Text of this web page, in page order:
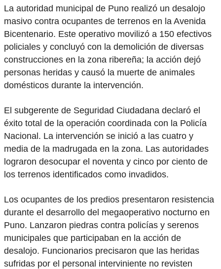
La autoridad municipal de Puno realizó un desalojo
masivo contra ocupantes de terrenos en la Avenida
Bicentenario. Este operativo movilizó a 150 efectivos
policiales y concluyó con la demolición de diversas
construcciones en la zona ribereña; la acción dejó
personas heridas y causó la muerte de animales
domésticos durante la intervención.
El subgerente de Seguridad Ciudadana declaró el
éxito total de la operación coordinada con la Policía
Nacional. La intervención se inició a las cuatro y
media de la madrugada en la zona. Las autoridades
lograron desocupar el noventa y cinco por ciento de
los terrenos identificados como invadidos.
Los ocupantes de los predios presentaron resistencia
durante el desarrollo del megaoperativo nocturno en
Puno. Lanzaron piedras contra policías y serenos
municipales que participaban en la acción de
desalojo. Funcionarios precisaron que las heridas
sufridas por el personal interviniente no revisten